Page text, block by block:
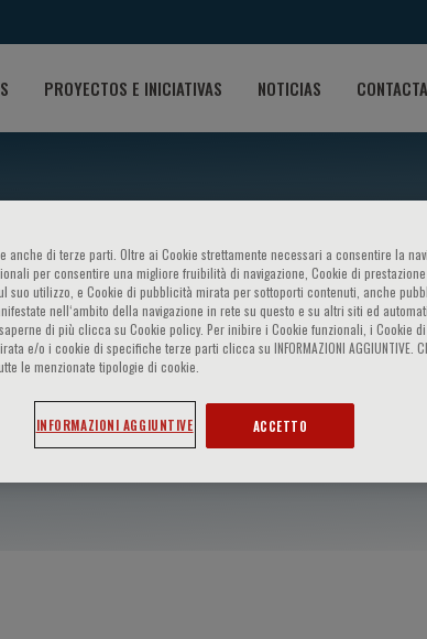
PROYECTOS E INICIATIVAS NOTICIAS
anche di terze parti. Oltre ai Cookie strettamente necessari a consentire la
per consentire una migliore fruibilità di navigazione, Cookie di
suo utilizzo, e Cookie di pubblicità mirata per sottoporti contenuti, anche
nell‘ambito della navigazione in rete su questo e su altri siti ed
di più clicca su Cookie policy. Per inibire i Cookie funzionali, i Cookie
e/o i cookie di specifiche terze parti clicca su INFORMAZIONI AGGIUNTIVE.
le menzionate tipologie di cookie.
INFORMAZIONI AGGIUNTIVE ACCETTO